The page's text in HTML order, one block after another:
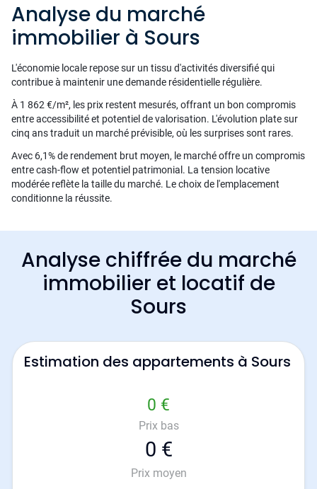
Analyse du marché
immobilier à Sours
L'économie locale repose sur un tissu d'activités diversifié qui
contribue à maintenir une demande résidentielle régulière.
À 1 862 €/m², les prix restent mesurés, offrant un bon compromis
entre accessibilité et potentiel de valorisation. L'évolution plate sur
cinq ans traduit un marché prévisible, où les surprises sont rares.
Avec 6,1% de rendement brut moyen, le marché offre un compromis
entre cash-flow et potentiel patrimonial. La tension locative
modérée reflète la taille du marché. Le choix de l'emplacement
conditionne la réussite.
Analyse chiffrée du marché
immobilier et locatif de
Sours
Estimation des appartements à Sours
0 €
Prix bas
0 €
Prix moyen